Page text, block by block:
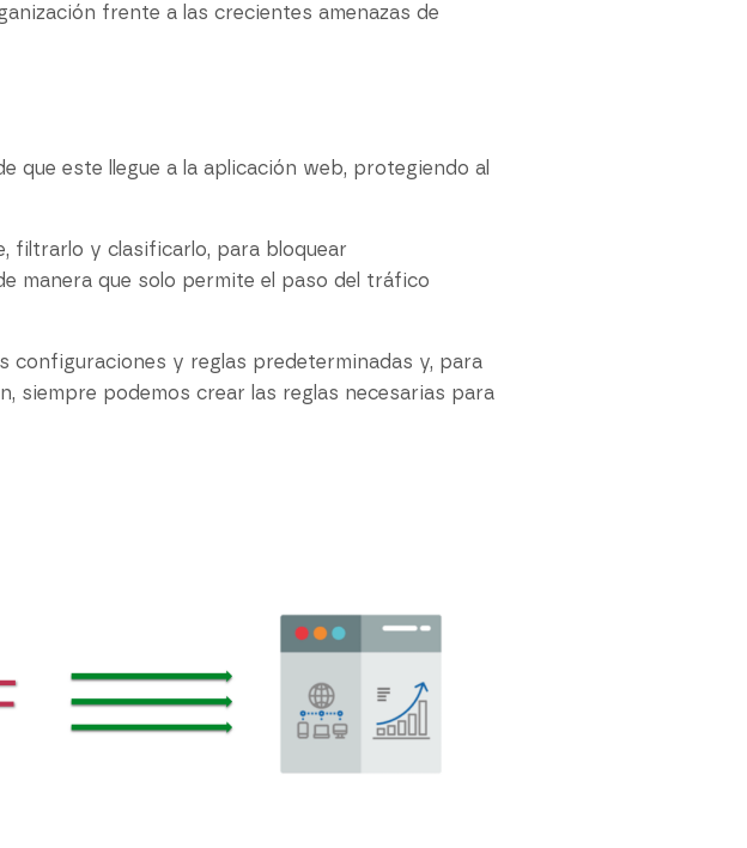
frente a las crecientes amenazas de
que este llegue a la aplicación web, protegiendo al
filtrarlo y clasificarlo, para bloquear
manera que solo permite el paso del tráfico
configuraciones y reglas predeterminadas y, para
siempre podemos crear las reglas necesarias para